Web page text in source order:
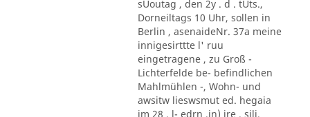
sUoutag , den 2y . d . tUts.,
Dorneiltags 10 Uhr, sollen in
Berlin , asenaideNr. 37a meine
innigesirttte l' ruu
eingetragene , zu Groß -
Lichterfelde be- befindlichen
Mahlmühlen -, Wohn- und
awsitw lieswsmut ed. hegaia
im 28 . l- edrn ,jn) ire . sili,